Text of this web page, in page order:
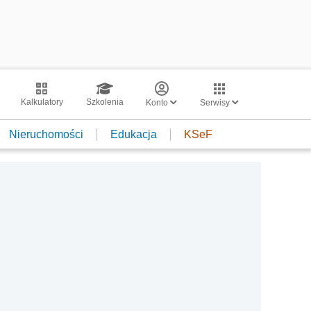
Kalkulatory Szkolenia Konto Serwisy
Nieruchomości Edukacja KSeF